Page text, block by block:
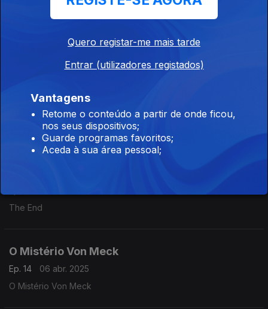
A falar é que a gente se entende
A falar é que a gente se entende
Call me Ishmael
20 abr. 2025
Call me Ishmael
The End
O Mistério Von Meck
Ep. 14
06 abr. 2025
O Mistério Von Meck
Quero registar-me mais tarde
Entrar (utilizadores registados)
Vantagens
Retome o conteúdo a partir de onde ficou,
nos seus dispositivos;
Guarde programas favoritos;
Aceda à sua área pessoal;